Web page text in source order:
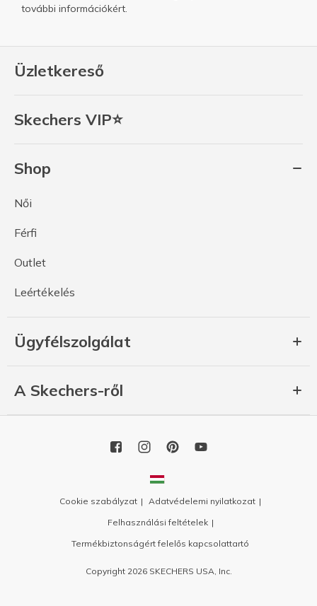
Üzletkereső
Skechers VIP⭐
Shop
Női
Férfi
Outlet
Leértékelés
Ügyfélszolgálat
A Skechers-ről
további információkért.
Cookie szabályzat
Adatvédelemi nyilatkozat
Felhasználási feltételek
Termékbiztonságért felelős kapcsolattartó
Copyright 2026 SKECHERS USA, Inc.